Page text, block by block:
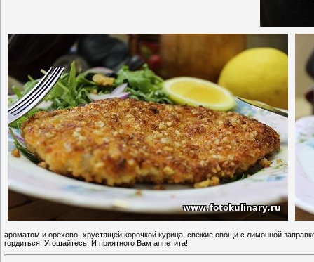
ароматом и орехово- хрустящей корочкой курица, свежие овощи с лимонной
гордиться! Угощайтесь! И приятного Вам аппетита!